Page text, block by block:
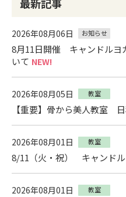
2026年08月06日 お知らせ
8月11日開催 キャンドル
いて NEW!
2026年08月05日 教室
【重要】骨から美人教室
2026年08月01日 教室
8/11（火・祝） キャンド
2026年08月01日 教室